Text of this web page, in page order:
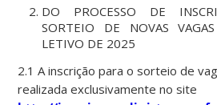
DO PROCESSO DE
SORTEIO DE NOVAS
LETIVO DE 2025
2.1 A inscrição para o sorteio de
realizada exclusivamente no site